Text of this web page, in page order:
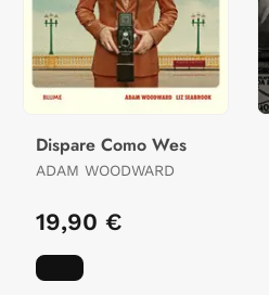
Dispare Como Wes
ADAM WOODWARD
19,90 €